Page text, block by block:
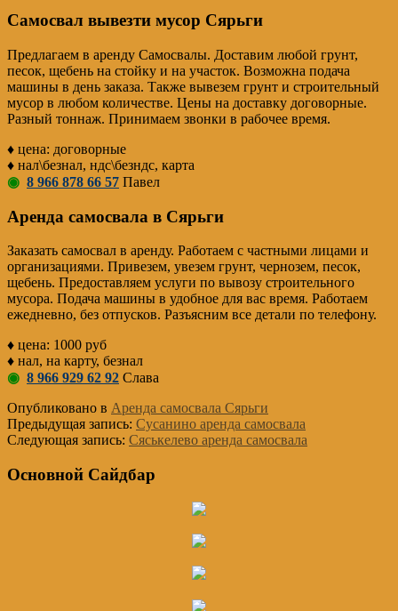
Самосвал вывезти мусор Сярьги
Предлагаем в аренду Самосвалы. Доставим любой грунт,
песок, щебень на стойку и на участок. Возможна подача
машины в день заказа. Также вывезем грунт и строительный
мусор в любом количестве. Цены на доставку договорные.
Разный тоннаж. Принимаем звонки в рабочее время.
♦ цена: договорные
♦ нал\безнал, ндс\безндс, карта
◉ 8 966 878 66 57 Павел
Аренда самосвала в Сярьги
Заказать самосвал в аренду. Работаем с частными лицами и
организациями. Привезем, увезем грунт, чернозем, песок,
щебень. Предоставляем услуги по вывозу строительного
мусора. Подача машины в удобное для вас время. Работаем
ежедневно, без отпусков. Разъясним все детали по телефону.
♦ цена: 1000 руб
♦ нал, на карту, безнал
◉ 8 966 929 62 92 Слава
Опубликовано в Аренда самосвала Сярьги
Предыдущая запись: Сусанино аренда самосвала
Следующая запись: Сяськелево аренда самосвала
Основной Сайдбар